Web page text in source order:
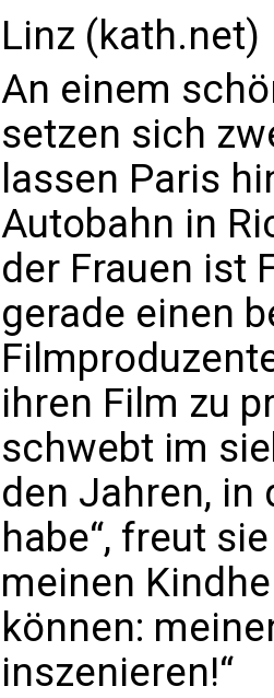
Linz (kath.net)
An einem
setzen sich
lassen Paris
Autobahn in
der Frauen ist
gerade einen
ihren Film zu
schwebt im
den Jahren,
habe“, freut
meinen
können:
inszenieren!“